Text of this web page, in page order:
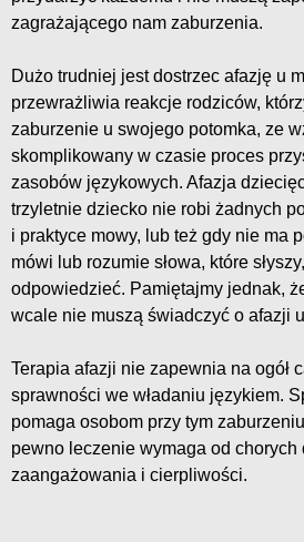
zagrażającego nam zaburzenia.
Dużo trudniej jest dostrzec afazję u
przewrażliwia reakcje rodziców,
zaburzenie u swojego potomka, ze
skomplikowany w czasie proces
zasobów językowych. Afazja
trzyletnie dziecko nie robi żadnych
i praktyce mowy, lub też gdy nie ma
mówi lub rozumie słowa, które
odpowiedzieć. Pamiętajmy jednak,
wcale nie muszą świadczyć o afazji
Terapia afazji nie zapewnia na ogół
sprawności we władaniu językiem.
pomaga osobom przy tym
pewno leczenie wymaga od chorych
zaangażowania i cierpliwości.